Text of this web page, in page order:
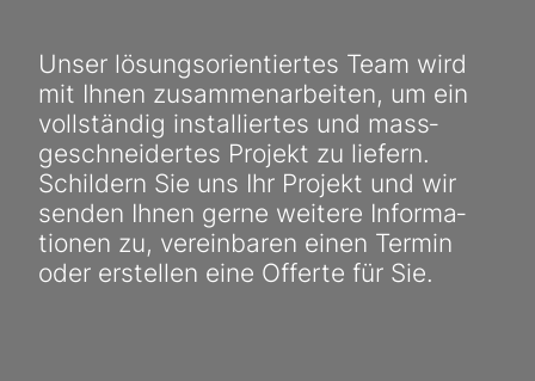
Unser lösungs­orientiertes Team wird
mit Ihnen zusammen­arbeiten, um ein
voll­ständig installiertes und mass­
geschnei­dertes Projekt zu liefern.
Schildern Sie uns Ihr Projekt und wir
senden Ihnen gerne weitere Informa­
tionen zu, vereinbaren einen Termin
oder erstellen eine Offerte für Sie.